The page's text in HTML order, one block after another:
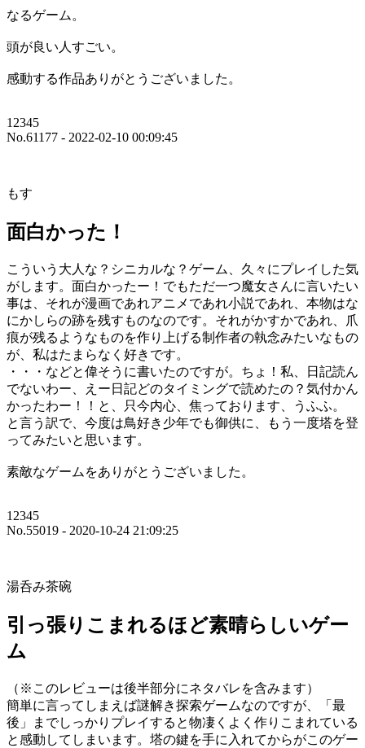
なるゲーム。
頭が良い人すごい。
感動する作品ありがとうございました。
12345
No.61177 - 2022-02-10 00:09:45
もす
面白かった！
こういう大人な？シニカルな？ゲーム、久々にプレイした気
がします。面白かったー！でもただ一つ魔女さんに言いたい
事は、それが漫画であれアニメであれ小説であれ、本物はな
にかしらの跡を残すものなのです。それがかすかであれ、爪
痕が残るようなものを作り上げる制作者の執念みたいなもの
が、私はたまらなく好きです。
・・・などと偉そうに書いたのですが。ちょ！私、日記読ん
でないわー、えー日記どのタイミングで読めたの？気付かん
かったわー！！と、只今内心、焦っております、うふふ。
と言う訳で、今度は鳥好き少年でも御供に、もう一度塔を登
ってみたいと思います。
素敵なゲームをありがとうございました。
12345
No.55019 - 2020-10-24 21:09:25
湯呑み茶碗
引っ張りこまれるほど素晴らしいゲー
ム
（※このレビューは後半部分にネタバレを含みます）
簡単に言ってしまえば謎解き探索ゲームなのですが、「最
後」までしっかりプレイすると物凄くよく作りこまれている
と感動してしまいます。塔の鍵を手に入れてからがこのゲー